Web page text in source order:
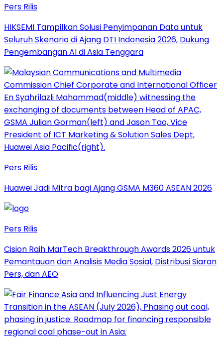
Pers Rilis
HIKSEMI Tampilkan Solusi Penyimpanan Data untuk
Seluruh Skenario di Ajang DTI Indonesia 2026, Dukung
Pengembangan AI di Asia Tenggara
Pers Rilis
Huawei Jadi Mitra bagi Ajang GSMA M360 ASEAN 2026
Pers Rilis
Cision Raih MarTech Breakthrough Awards 2026 untuk
Pemantauan dan Analisis Media Sosial, Distribusi Siaran
Pers, dan AEO